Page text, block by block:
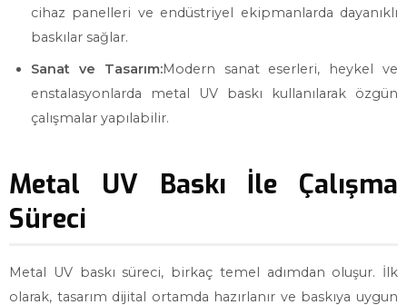
cihaz panelleri ve endüstriyel ekipmanlarda dayanıklı
baskılar sağlar.
Sanat ve Tasarım:Modern sanat eserleri, heykel ve
enstalasyonlarda metal UV baskı kullanılarak özgün
çalışmalar yapılabilir.
Metal UV Baskı İle Çalışma
Süreci
Metal UV baskı süreci, birkaç temel adımdan oluşur. İlk
olarak, tasarım dijital ortamda hazırlanır ve baskıya uygun